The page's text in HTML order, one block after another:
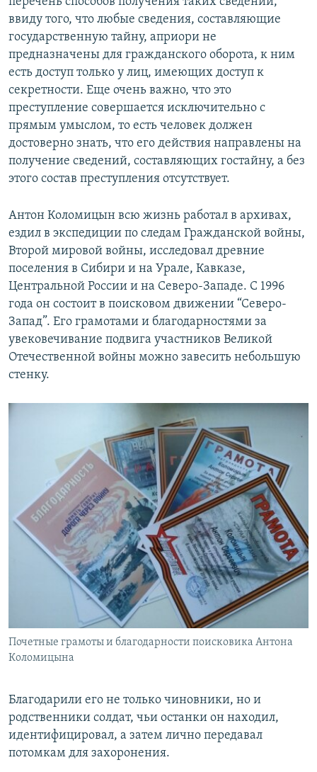
ввиду того, что любые сведения, составляющие
государственную тайну, априори не
предназначены для гражданского оборота, к ним
есть доступ только у лиц, имеющих доступ к
секретности. Еще очень важно, что это
преступление совершается исключительно с
прямым умыслом, то есть человек должен
достоверно знать, что его действия направлены на
получение сведений, составляющих гостайну, а без
этого состав преступления отсутствует.
Антон Коломицын всю жизнь работал в архивах,
ездил в экспедиции по следам Гражданской войны,
Второй мировой войны, исследовал древние
поселения в Сибири и на Урале, Кавказе,
Центральной России и на Северо-Западе. С 1996
года он состоит в поисковом движении “Северо-
Запад”. Его грамотами и благодарностями за
увековечивание подвига участников Великой
Отечественной войны можно завесить небольшую
стенку.
Почетные грамоты и благодарности поисковика Антона
Коломицына
Благодарили его не только чиновники, но и
родственники солдат, чьи останки он находил,
идентифицировал, а затем лично передавал
потомкам для захоронения.